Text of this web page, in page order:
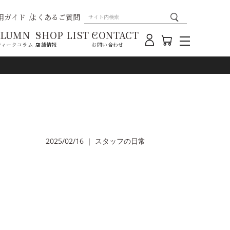
ガイド よくあるご質問
ークコラム
SHOP LIST
店舗情報
CONTACT
お問い合わせ
2025/02/16 ｜ スタッフの日常